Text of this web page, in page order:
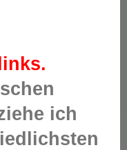
links.
ich